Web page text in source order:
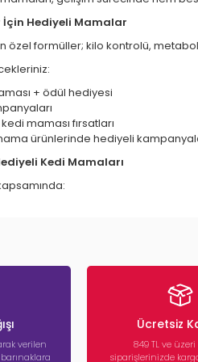
İçin Hediyeli Mamalar
özel formüller; kilo kontrolü,
+ ödül hediyesi
kedi maması fırsatları
ürünlerinde hediyeli
Kedi Mamaları
desteği
artışı
çözüm
verilen
Ücretsiz
849 TL ve
siparişlerinizde